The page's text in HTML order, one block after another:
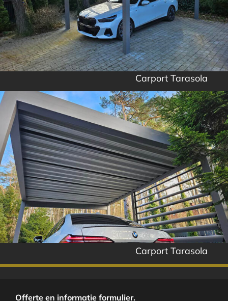
Carport Tarasola
Carport Tarasola
Offerte en informatie formulier.